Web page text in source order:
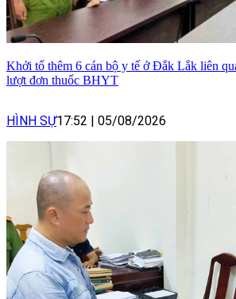
Khởi tố thêm 6 cán bộ y tế ở Đắk Lắk liên
lượt đơn thuốc BHYT
HÌNH SỰ17:52 | 05/08/2026